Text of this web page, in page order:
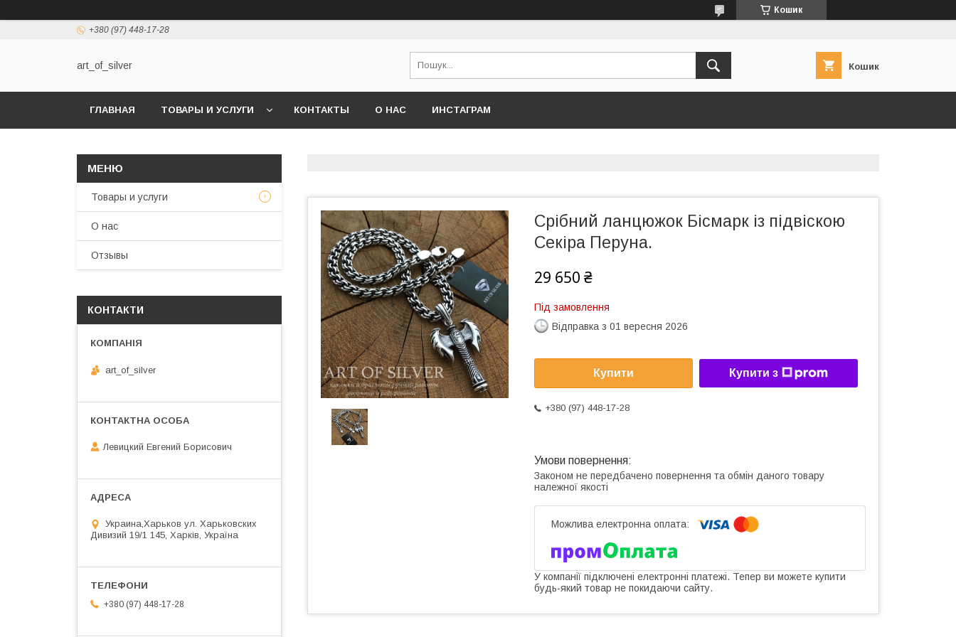
Кошик
+380 (97) 448-17-28
art_of_silver Кошик
ГЛАВНАЯ ТОВАРЫ И УСЛУГИ КОНТАКТЫ О НАС ИНСТАГРАМ
Срібний ланцюжок Бісмарк із підвіскою
Секіра Перуна.
29 650 ₴
Під замовлення
Відправка з 01 вересня 2026
Купити Купити з
+380 (97) 448-17-28
Законом не передбачено повернення та обмін даного товару
належної якості
У компанії підключені електронні платежі. Тепер ви можете купити
будь-який товар не покидаючи сайту.
Товары и услуги
О нас
Отзывы
КОНТАКТИ
art_of_silver
Левицкий Евгений Борисович
Украина,Харьков ул. Харьковских
Дивизий 19/1 145, Харків, Україна
+380 (97) 448-17-28